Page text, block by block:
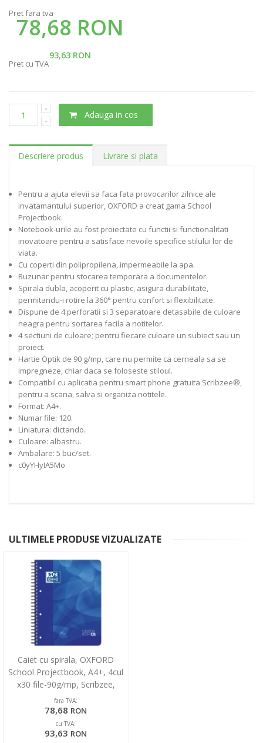
Pret fara tva
78,68 RON
93,63 RON
Pret cu TVA
Adauga in cos
Descriere produs Livrare si plata
Pentru a ajuta elevii sa faca fata provocarilor zilnice ale
invatamantului superior, OXFORD a creat gama School
Projectbook.
Notebook-urile au fost proiectate cu functii si functionalitati
inovatoare pentru a satisface nevoile specifice stilului lor de
viata.
Cu coperti din polipropilena, impermeabile la apa.
Buzunar pentru stocarea temporara a documentelor.
Spirala dubla, acoperit cu plastic, asigura durabilitate,
permitandu-i rotire la 360° pentru confort si flexibilitate.
Dispune de 4 perforatii si 3 separatoare detasabile de culoare
neagra pentru sortarea facila a notitelor.
4 sectiuni de culoare; pentru fiecare culoare un subiect sau un
proiect.
Hartie Optik de 90 g/mp, care nu permite ca cerneala sa se
impregneze, chiar daca se foloseste stiloul.
Compatibil cu aplicatia pentru smart phone gratuita Scribzee®,
pentru a scana, salva si organiza notitele.
Format: A4+.
Numar file: 120.
Liniatura: dictando.
Culoare: albastru.
Ambalare: 5 buc/set.
c0yYHyIA5Mo
ULTIMELE PRODUSE VIZUALIZATE
Caiet cu spirala, OXFORD
School Projectbook, A4+, 4cul
x30 file-90g/mp, Scribzee,
coperta PP-dictand
fara TVA:
78,68 RON
cu TVA:
93,63 RON